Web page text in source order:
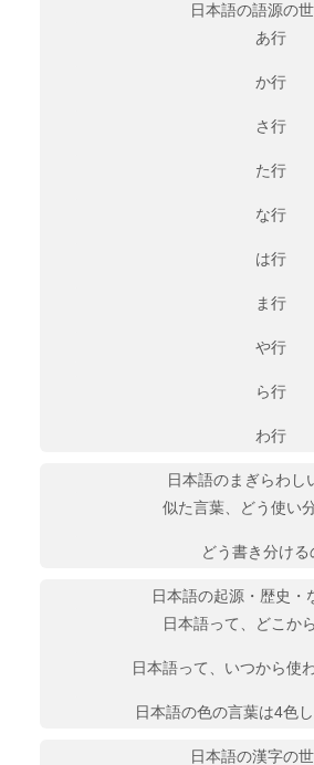
日本語の語源の
あ行
か行
さ行
た行
な行
は行
ま行
や行
ら行
わ行
日本語のまぎらわし
似た言葉、どう使い
どう書き分ける
日本語の起源・歴史・
日本語って、どこか
日本語って、いつから使
日本語の色の言葉は4色
日本語の漢字の